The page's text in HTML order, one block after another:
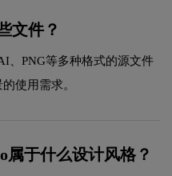
文件？
、PNG等多种格式的源文件
使用需求。
属于什么设计风格？